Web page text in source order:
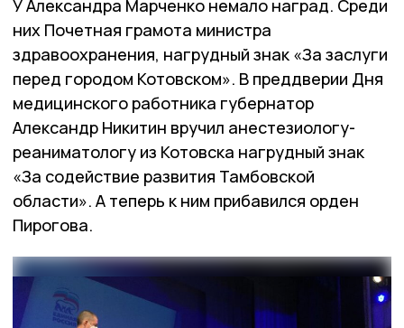
У Александра Марченко немало наград. Среди
них Почетная грамота министра
здравоохранения, нагрудный знак «За заслуги
перед городом Котовском». В преддверии Дня
медицинского работника губернатор
Александр Никитин вручил анестезиологу-
реаниматологу из Котовска нагрудный знак
«За содействие развития Тамбовской
области». А теперь к ним прибавился орден
Пирогова.